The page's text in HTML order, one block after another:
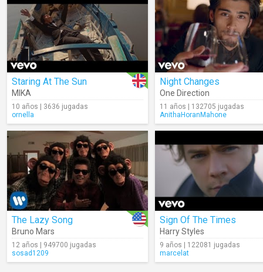
Staring At The Sun
MIKA
10 años | 3636 jugadas
ornella
Night Changes
One Direction
11 años | 132705 jugadas
AnithaHoranMahone
The Lazy Song
Bruno Mars
12 años | 949700 jugadas
sosad1209
Sign Of The Times
Harry Styles
9 años | 122081 jugadas
marcelat